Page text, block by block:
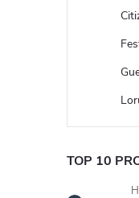
TOP 10